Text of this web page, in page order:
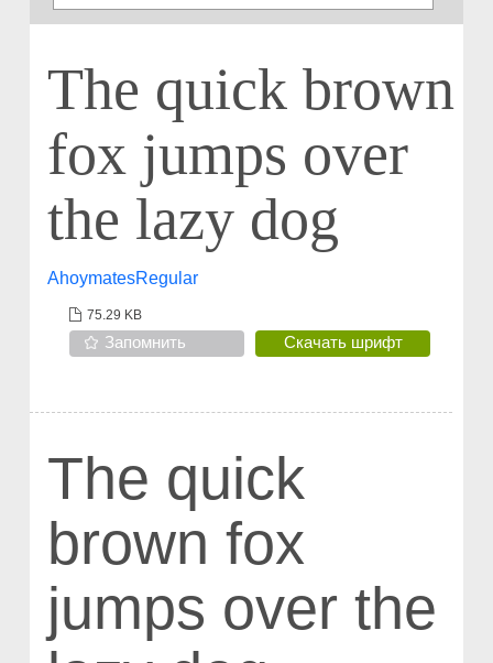
The quick brown
fox jumps over
the lazy dog
AhoymatesRegular
75.29 KB
Запомнить Скачать шрифт
The quick
brown fox
jumps over the